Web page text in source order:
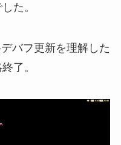
た。
バフ更新を理解した
了。